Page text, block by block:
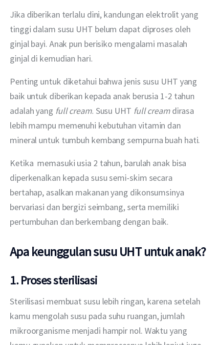
Jika diberikan terlalu dini, kandungan elektrolit yang
tinggi dalam susu UHT belum dapat diproses oleh
ginjal bayi. Anak pun berisiko mengalami masalah
ginjal di kemudian hari.
Penting untuk diketahui bahwa jenis susu UHT yang
baik untuk diberikan kepada anak berusia 1-2 tahun
adalah yang full cream. Susu UHT full cream dirasa
lebih mampu memenuhi kebutuhan vitamin dan
mineral untuk tumbuh kembang sempurna buah hati.
Ketika  memasuki usia 2 tahun, barulah anak bisa
diperkenalkan kepada susu semi-skim secara
bertahap, asalkan makanan yang dikonsumsinya
bervariasi dan bergizi seimbang, serta memiliki
pertumbuhan dan berkembang dengan baik.
Apa keunggulan susu UHT untuk anak?
1. Proses sterilisasi
Sterilisasi membuat susu lebih ringan, karena setelah
kamu mengolah susu pada suhu ruangan, jumlah
mikroorganisme menjadi hampir nol. Waktu yang